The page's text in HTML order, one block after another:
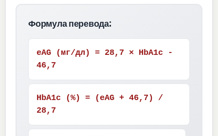
Формула перевода:
eAG (мг/дл) = 28,7 × HbA1c -
46,7
HbA1c (%) = (eAG + 46,7) /
28,7